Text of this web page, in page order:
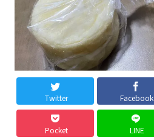
Twitter Facebook
Pocket LINE